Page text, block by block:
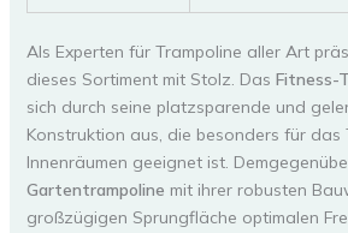
Als Experten für Trampoline aller Art
dieses Sortiment mit Stolz. Das Fitness-
sich durch seine platzsparende und
Konstruktion aus, die besonders für das
Innenräumen geeignet ist.
Gartentrampoline mit ihrer robusten
großzügigen Sprungfläche optimalen